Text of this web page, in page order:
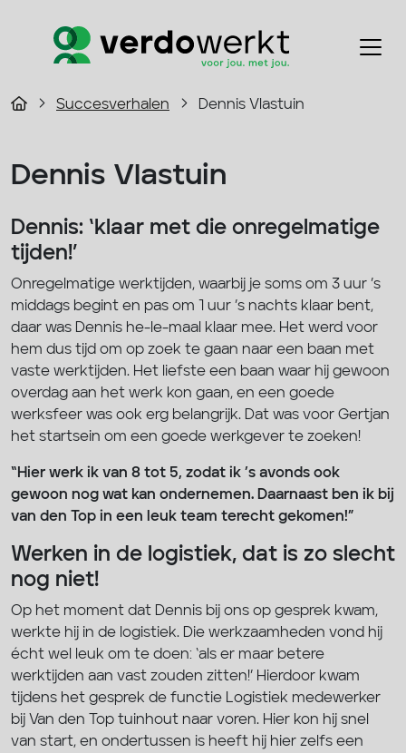
Succesverhalen Dennis Vlastuin
Dennis Vlastuin
Dennis: ‘klaar met die onregelmatige
tijden!’
Onregelmatige werktijden, waarbij je soms om 3 uur ’s
middags begint en pas om 1 uur ’s nachts klaar bent,
daar was Dennis he-le-maal klaar mee. Het werd voor
hem dus tijd om op zoek te gaan naar een baan met
vaste werktijden. Het liefste een baan waar hij gewoon
overdag aan het werk kon gaan, en een goede
werksfeer was ook erg belangrijk. Dat was voor Gertjan
het startsein om een goede werkgever te zoeken!
“Hier werk ik van 8 tot 5, zodat ik ’s avonds ook
gewoon nog wat kan ondernemen. Daarnaast ben ik bij
van den Top in een leuk team terecht gekomen!”
Werken in de logistiek, dat is zo slecht
nog niet!
Op het moment dat Dennis bij ons op gesprek kwam,
werkte hij in de logistiek. Die werkzaamheden vond hij
écht wel leuk om te doen: ‘als er maar betere
werktijden aan vast zouden zitten!’ Hierdoor kwam
tijdens het gesprek de functie Logistiek medewerker
bij Van den Top tuinhout naar voren. Hier kon hij snel
van start, en ondertussen is heeft hij hier zelfs een